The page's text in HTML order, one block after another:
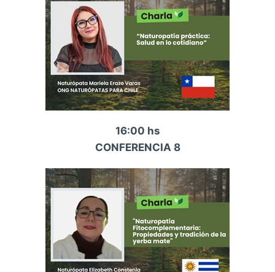
16:00 hs
CONFERENCIA 8